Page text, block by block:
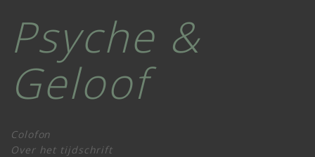
Psyche &
Geloof
Colofon
Over het tijdschrift